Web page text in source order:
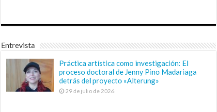
Entrevista
Práctica artística como investigación: El
proceso doctoral de Jenny Pino Madariaga
detrás del proyecto «Alterung»
29 de julio de 2026